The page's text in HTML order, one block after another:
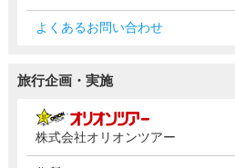
よくあるお問い合わせ
旅行企画・実施
株式会社オリオンツアー